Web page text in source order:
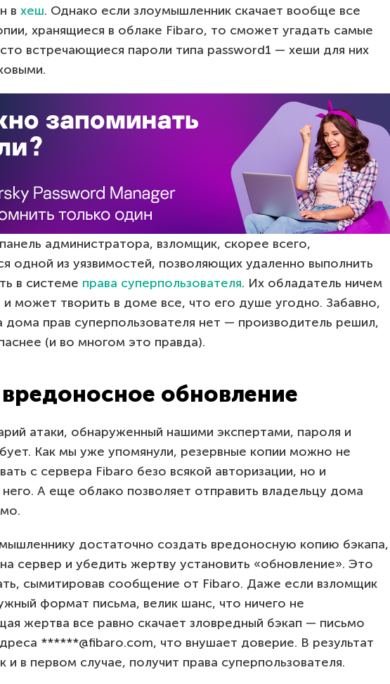
в хеш. Однако если злоумышленник скачает вообще все
хранящиеся в облаке Fibaro, то сможет угадать самые
встречающиеся пароли типа password1 — хеши для них
администратора, взломщик, скорее всего,
одной из уязвимостей, позволяющих удаленно выполнить
в системе права суперпользователя. Их обладатель ничем
и может творить в доме все, что его душе угодно. Забавно,
дома прав суперпользователя нет — производитель решил,
(и во многом это правда).
обновление
атаки, обнаруженный нашими экспертами, пароля и
Как мы уже упомянули, резервные копии можно не
с сервера Fibaro безо всякой авторизации, но и
него. А еще облако позволяет отправить владельцу дома
достаточно создать вредоносную копию бэкапа,
на сервер и убедить жертву установить «обновление». Это
сымитировав сообщение от Fibaro. Даже если взломщик
формат письма, велик шанс, что ничего не
жертва все равно скачает зловредный бэкап — письмо
******@fibaro.com, что внушает доверие. В результат
и в первом случае, получит права суперпользователя.